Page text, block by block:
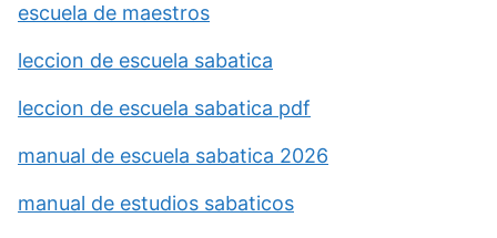
escuela de maestros
leccion de escuela sabatica
leccion de escuela sabatica pdf
manual de escuela sabatica 2026
manual de estudios sabaticos